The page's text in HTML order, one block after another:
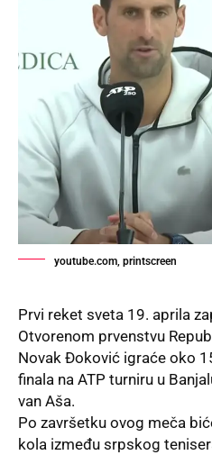
youtube.com, printscreen
Prvi reket sveta 19. aprila
Otvorenom prvenstvu
Novak Đoković igraće oko
finala na ATP turniru u
van Aša.
Po završetku ovog meča
kola između srpskog